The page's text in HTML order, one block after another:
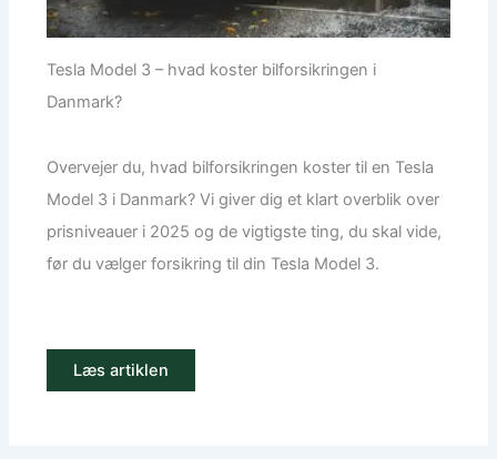
Tesla Model 3 – hvad koster bilforsikringen i
Danmark?
Overvejer du, hvad bilforsikringen koster til en Tesla
Model 3 i Danmark? Vi giver dig et klart overblik over
prisniveauer i 2025 og de vigtigste ting, du skal vide,
før du vælger forsikring til din Tesla Model 3.
Læs artiklen